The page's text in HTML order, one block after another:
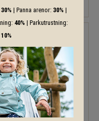
30% | Panna arenor: 30% |
40% | Parkutrustning:
10%